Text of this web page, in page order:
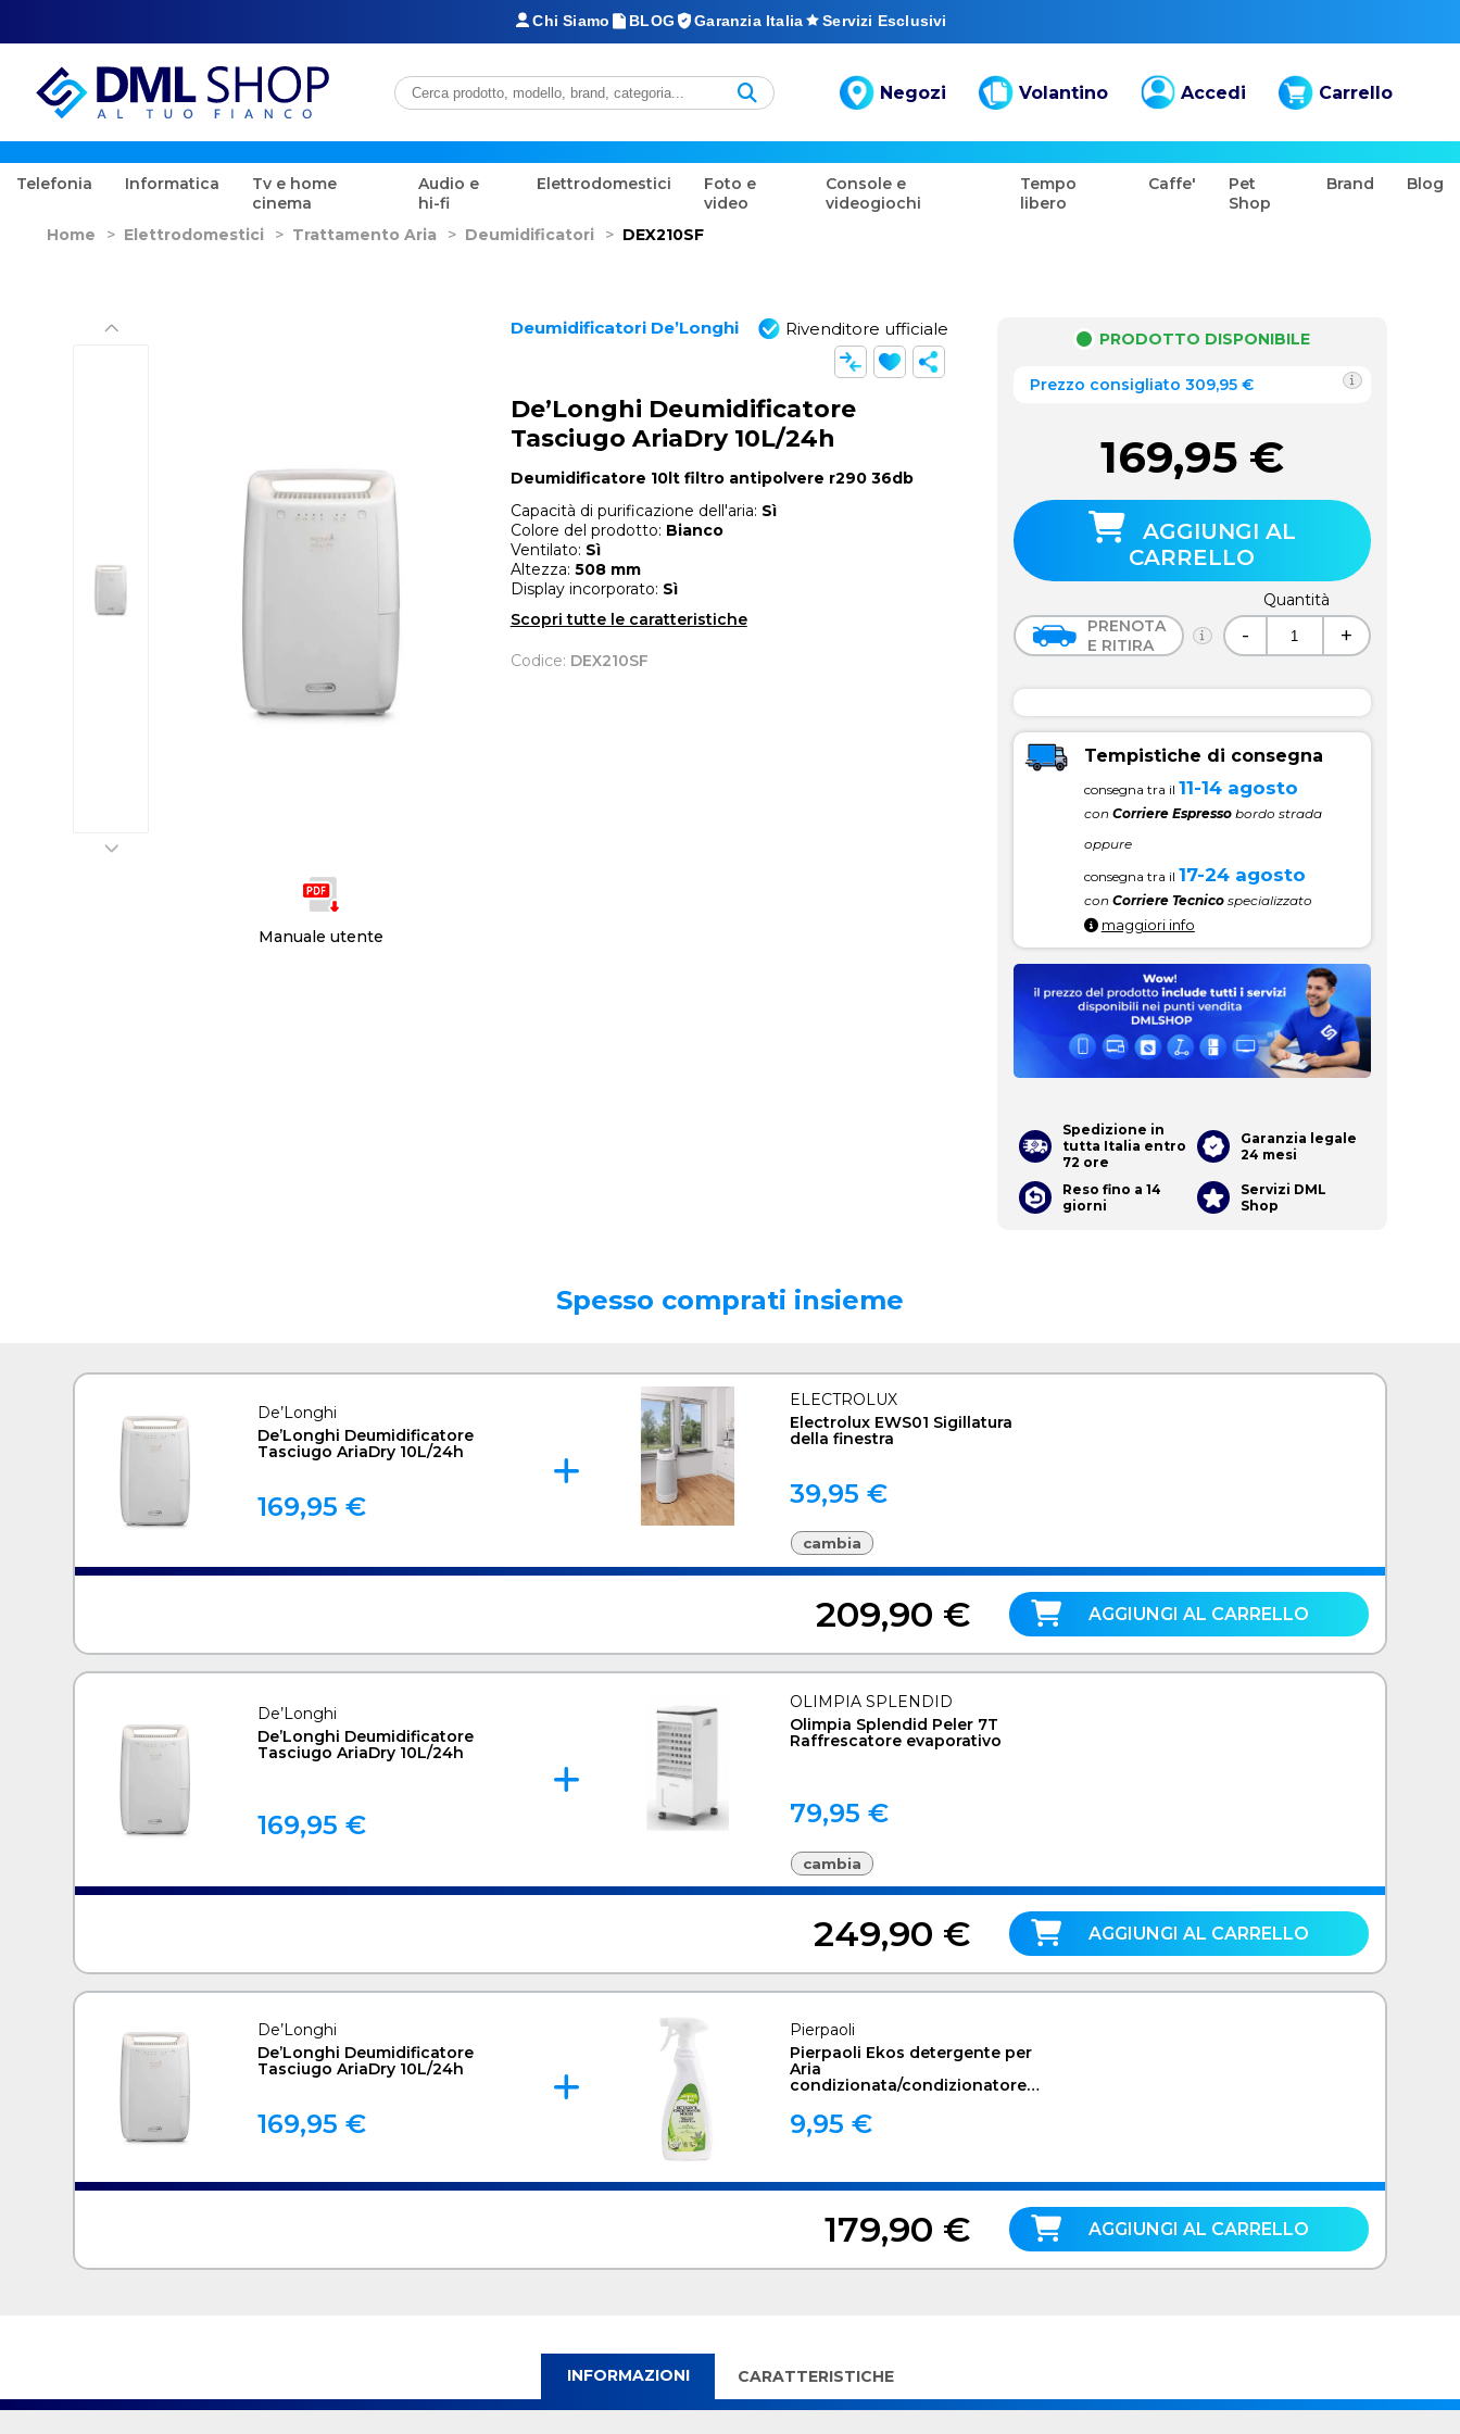
Chi Siamo BLOG Garanzia Italia Servizi Esclusivi
Negozi Volantino Accedi Carrello
Telefonia Informatica
Tv e home
cinema
Audio e
hi-fi
Elettrodomestici
Foto e
video
Console e
videogiochi
Tempo
libero
Caffe'
Pet
Shop
Brand Blog
Home > Elettrodomestici > Trattamento Aria > Deumidificatori > DEX210SF
Manuale utente
Deumidificatori De’Longhi Rivenditore ufficiale
De’Longhi Deumidificatore
Tasciugo AriaDry 10L/24h
Deumidificatore 10lt filtro antipolvere r290 36db
Capacità di purificazione dell'aria: Sì
Colore del prodotto: Bianco
Ventilato: Sì
Altezza: 508 mm
Display incorporato: Sì
Scopri tutte le caratteristiche
Codice: DEX210SF
PRODOTTO DISPONIBILE
Prezzo consigliato 309,95 €
169,95 €
AGGIUNGI AL
CARRELLO
PRENOTA
E RITIRA
Quantità
- +
Tempistiche di consegna
consegna tra il 11-14 agosto
con Corriere Espressobordo strada
oppure
consegna tra il 17-24 agosto
con Corriere Tecnicospecializzato
maggiori info
Spedizione in
tutta Italia entro
72 ore
Garanzia legale
24 mesi
Reso fino a 14
giorni
Servizi DML
Shop
Spesso comprati insieme
De’Longhi
De’Longhi Deumidificatore
Tasciugo AriaDry 10L/24h
169,95 €
ELECTROLUX
Electrolux EWS01 Sigillatura
della finestra
39,95 €
cambia
209,90 € AGGIUNGI AL CARRELLO
De’Longhi
De’Longhi Deumidificatore
Tasciugo AriaDry 10L/24h
169,95 €
OLIMPIA SPLENDID
Olimpia Splendid Peler 7T
Raffrescatore evaporativo
79,95 €
cambia
249,90 € AGGIUNGI AL CARRELLO
De’Longhi
De’Longhi Deumidificatore
Tasciugo AriaDry 10L/24h
169,95 €
Pierpaoli
Pierpaoli Ekos detergente per
Aria
condizionata/condizionatore
9,95 €
179,90 € AGGIUNGI AL CARRELLO
INFORMAZIONI CARATTERISTICHE